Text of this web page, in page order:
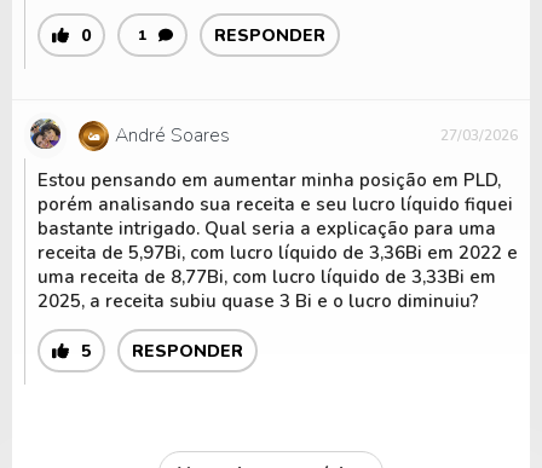
0 1 RESPONDER
André Soares 27/03/2026
Estou pensando em aumentar minha posição em PLD,
porém analisando sua receita e seu lucro líquido fiquei
bastante intrigado. Qual seria a explicação para uma
receita de 5,97Bi, com lucro líquido de 3,36Bi em 2022 e
uma receita de 8,77Bi, com lucro líquido de 3,33Bi em
2025, a receita subiu quase 3 Bi e o lucro diminuiu?
5 RESPONDER